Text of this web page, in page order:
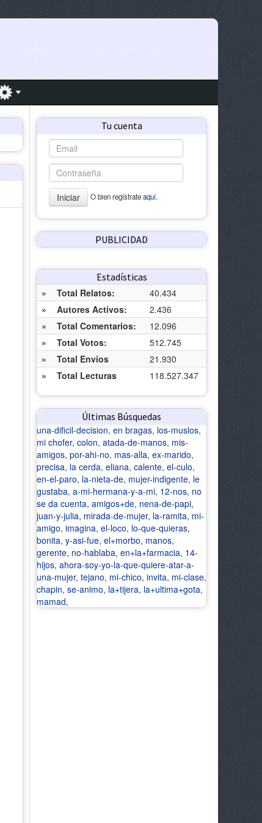
Tu cuenta
Iniciar O bien regístrateaquí.
PUBLICIDAD
Estadísticas
»
Total Relatos:
40.434
»
Autores Activos:
2.436
»
Total Comentarios:
12.096
»
Total Votos:
512.745
»
Total Envios
21.930
»
Total Lecturas 118.527.347
Últimas Búsquedas
una-dificil-decision, en bragas, los-muslos,
mi chofer, colon, atada-de-manos, mis-
amigos, por-ahi-no, mas-alla, ex-marido,
precisa, la cerda, eliana, calente, el-culo,
en-el-paro, la-nieta-de, mujer-indigente, le
gustaba, a-mi-hermana-y-a-mi, 12-nos, no
se da cuenta, amigos+de, nena-de-papi,
juan-y-julia, mirada-de-mujer, la-ramita, mi-
amigo, imagina, el-loco, lo-que-quieras,
bonita, y-asi-fue, el+morbo, manos,
gerente, no-hablaba, en+la+farmacia, 14-
hijos, ahora-soy-yo-la-que-quiere-atar-a-
una-mujer, tejano, mi-chico, invita, mi-clase,
chapin, se-animo, la+tijera, la+ultima+gota,
mamad,